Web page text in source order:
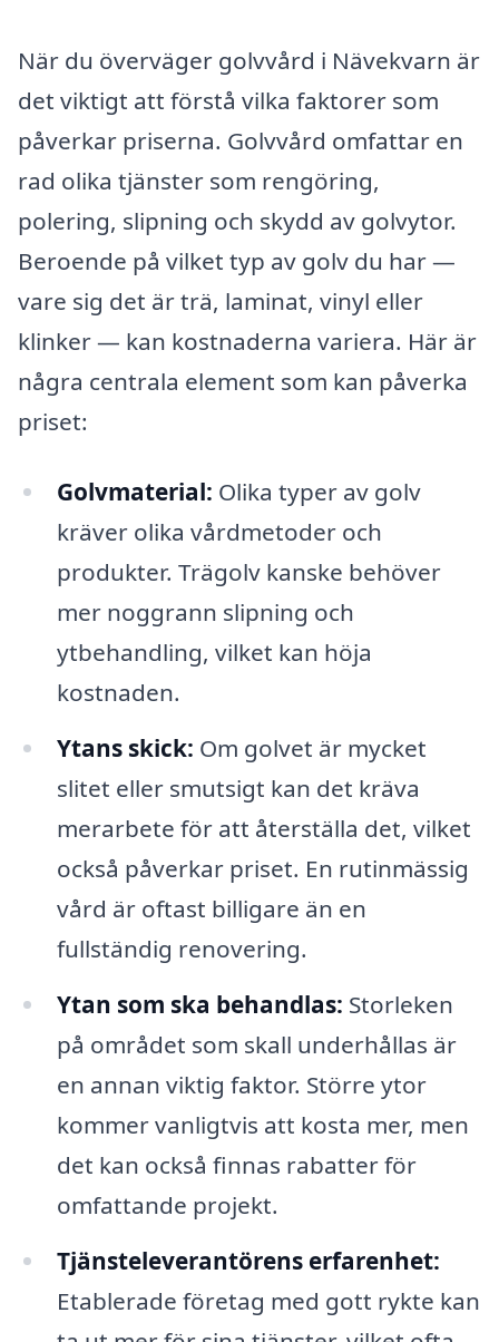
När du överväger golvvård i Nävekvarn är
det viktigt att förstå vilka faktorer som
påverkar priserna. Golvvård omfattar en
rad olika tjänster som rengöring,
polering, slipning och skydd av golvytor.
Beroende på vilket typ av golv du har —
vare sig det är trä, laminat, vinyl eller
klinker — kan kostnaderna variera. Här är
några centrala element som kan påverka
priset:
Golvmaterial: Olika typer av golv
kräver olika vårdmetoder och
produkter. Trägolv kanske behöver
mer noggrann slipning och
ytbehandling, vilket kan höja
kostnaden.
Ytans skick: Om golvet är mycket
slitet eller smutsigt kan det kräva
merarbete för att återställa det, vilket
också påverkar priset. En rutinmässig
vård är oftast billigare än en
fullständig renovering.
Ytan som ska behandlas: Storleken
på området som skall underhållas är
en annan viktig faktor. Större ytor
kommer vanligtvis att kosta mer, men
det kan också finnas rabatter för
omfattande projekt.
Tjänsteleverantörens erfarenhet:
Etablerade företag med gott rykte kan